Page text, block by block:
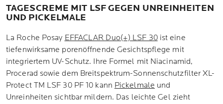
TAGESCREME MIT LSF GEGEN UNREINHEITEN
UND PICKELMALE
La Roche Posay EFFACLAR Duo(+) LSF 30ist eine
tiefenwirksame porenöffnende Gesichtspflege mit
integriertem UV-Schutz. Ihre Formel mit Niacinamid,
Procerad sowie dem Breitspektrum-Sonnenschutzfilter XL-
Protect TM LSF 30 PF 10 kann Pickelmale und
Unreinheiten sichtbar mildern. Das leichte Gel zieht